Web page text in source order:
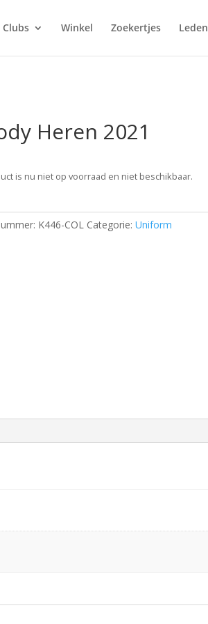
Clubs Winkel Zoekertjes Leden
Heren 2021
is nu niet op voorraad en niet beschikbaar.
K446-COL Categorie:Uniform